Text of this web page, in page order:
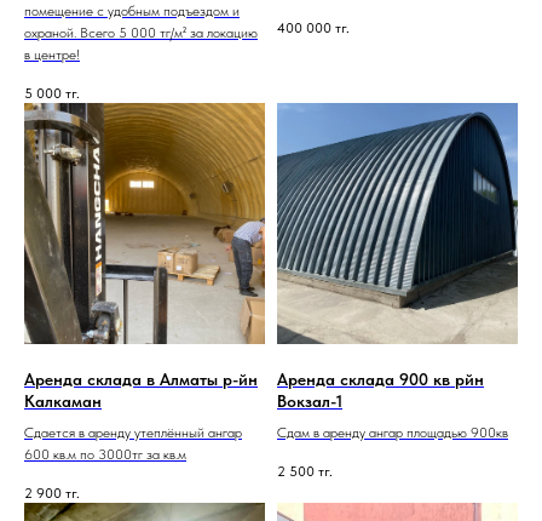
помещение с удобным подъездом и
охраной. Всего 5 000 тг/м² за локацию
в центре!
5 000 тг.
400 000 тг.
Аренда склада в Алматы р-йн
Калкаман
Сдается в аренду утеплённый ангар
600 кв.м по 3000тг за кв.м
2 900 тг.
Аренда склада 900 кв рйн
Вокзал-1
Сдам в аренду ангар площадью 900кв
2 500 тг.